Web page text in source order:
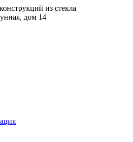
из стекла
дом 14